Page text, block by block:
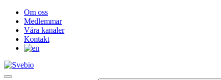
Om oss
Medlemmar
Våra kanaler
Kontakt